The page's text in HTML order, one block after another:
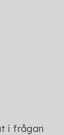
i frågan